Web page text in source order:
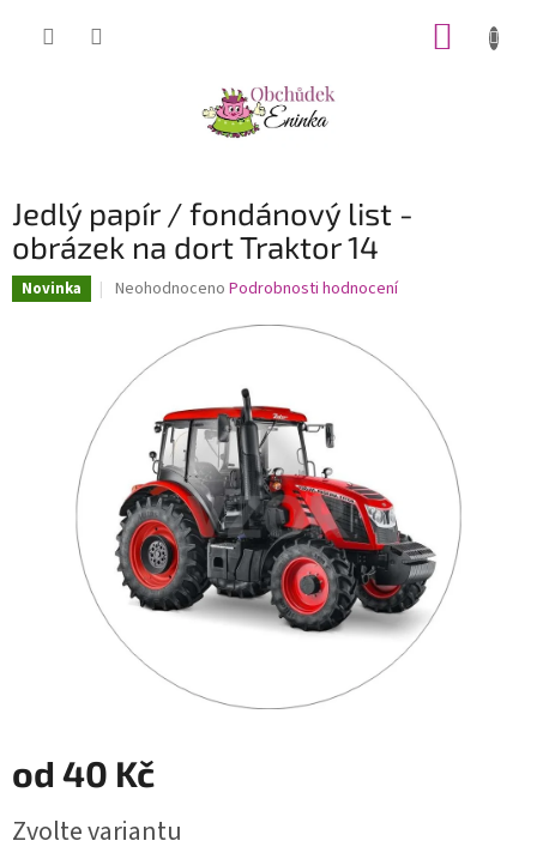
Jedlý papír / fondánový list -
obrázek na dort Traktor 14
Novinka
Průměrné
0,0
z
hvězdiček.
Neohodnoceno Podrobnosti hodnocení
od 40 Kč
cena:
Zvolte variantu